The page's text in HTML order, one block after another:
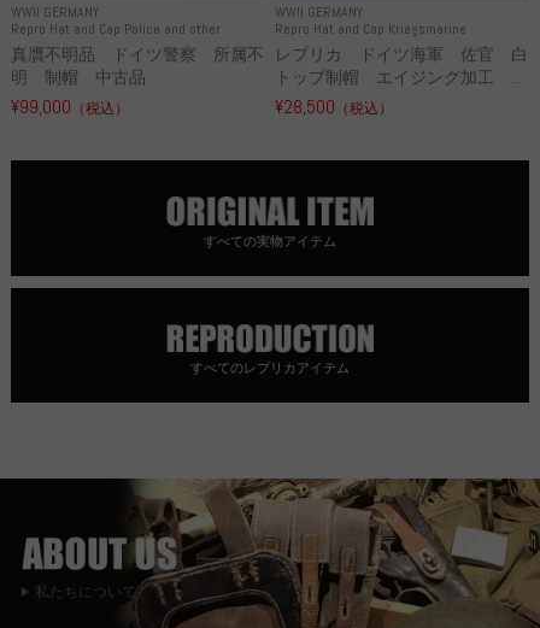
WWII GERMANY
Repro Hat and Cap Police and other
真贋不明品 ドイツ警察 所属不
明 制帽 中古品
¥99,000 （税込）
WWII GERMANY
Repro Hat and Cap Kriegsmarine
レプリカ ドイツ海軍 佐官 白
トップ制帽 エイジング加工 ...
¥28,500 （税込）
すべての実物アイテム
すべてのレプリカアイテム
私たちについて